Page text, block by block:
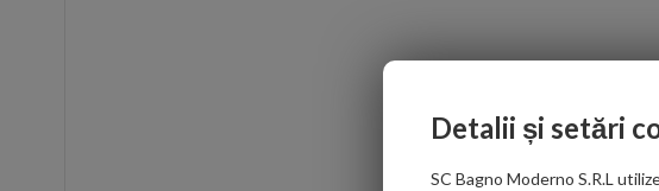
Detalii și setări
SC Bagno Moderno S.R.L